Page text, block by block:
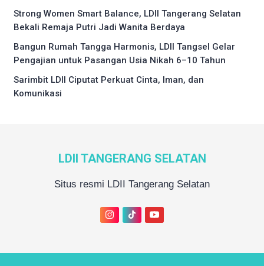
Strong Women Smart Balance, LDII Tangerang Selatan
Bekali Remaja Putri Jadi Wanita Berdaya
Bangun Rumah Tangga Harmonis, LDII Tangsel Gelar
Pengajian untuk Pasangan Usia Nikah 6–10 Tahun
Sarimbit LDII Ciputat Perkuat Cinta, Iman, dan
Komunikasi
LDII TANGERANG SELATAN
Situs resmi LDII Tangerang Selatan